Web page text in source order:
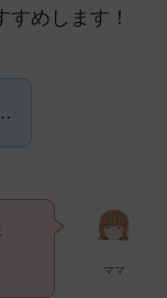
めします！
ママ